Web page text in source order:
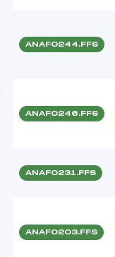
ANAF0244.FFS
ANAF0246.FFS
ANAF0231.FFS
ANAF0203.FFS